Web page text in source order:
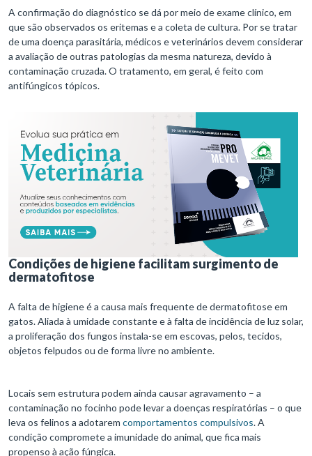
A confirmação do diagnóstico se dá por meio de exame clínico, em
que são observados os eritemas e a coleta de cultura. Por se tratar
de uma doença parasitária, médicos e veterinários devem considerar
a avaliação de outras patologias da mesma natureza, devido à
contaminação cruzada. O tratamento, em geral, é feito com
antifúngicos tópicos.
Condições de higiene facilitam surgimento de
dermatofitose
A falta de higiene é a causa mais frequente de dermatofitose em
gatos. Aliada à umidade constante e à falta de incidência de luz solar,
a proliferação dos fungos instala-se em escovas, pelos, tecidos,
objetos felpudos ou de forma livre no ambiente.
Locais sem estrutura podem ainda causar agravamento – a
contaminação no focinho pode levar a doenças respiratórias – o que
leva os felinos a adotarem comportamentos compulsivos. A
condição compromete a imunidade do animal, que fica mais
propenso à ação fúngica.